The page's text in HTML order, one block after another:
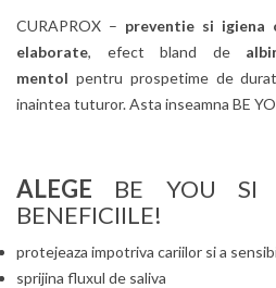
CURAPROX – preventie si igiena
elaborate, efect bland de
mentol pentru prospetime de
inaintea tuturor. Asta inseamna BE
ALEGE BE YOU SI
BENEFICIILE!
protejeaza impotriva cariilor si a
sprijina fluxul de saliva